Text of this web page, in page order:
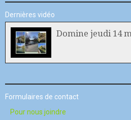
Dernières vidéo
Domine jeudi 14
Formulaires de contact
Pour nous joindre